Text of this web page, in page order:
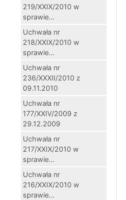
219/XXIX/2010 w
sprawie...
Uchwała nr
218/XXIX/2010 w
sprawie...
Uchwała nr
236/XXXII/2010 z
09.11.2010
Uchwała nr
177/XXIV/2009 z
29.12.2009
Uchwała nr
217/XXIX/2010 w
sprawie...
Uchwała nr
216/XXIX/2010 w
sprawie...